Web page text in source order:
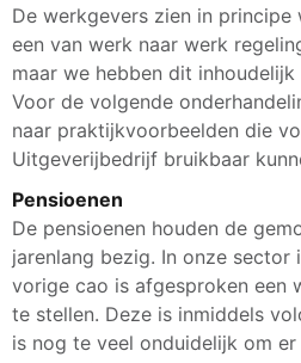
De werkgevers zien in principe
een van werk naar werk
maar we hebben dit
Voor de volgende
naar praktijkvoorbeelden die
Uitgeverijbedrijf bruikbaar
Pensioenen
De pensioenen houden de
jarenlang bezig. In onze sector
vorige cao is afgesproken een
te stellen. Deze is inmiddels
is nog te veel onduidelijk om